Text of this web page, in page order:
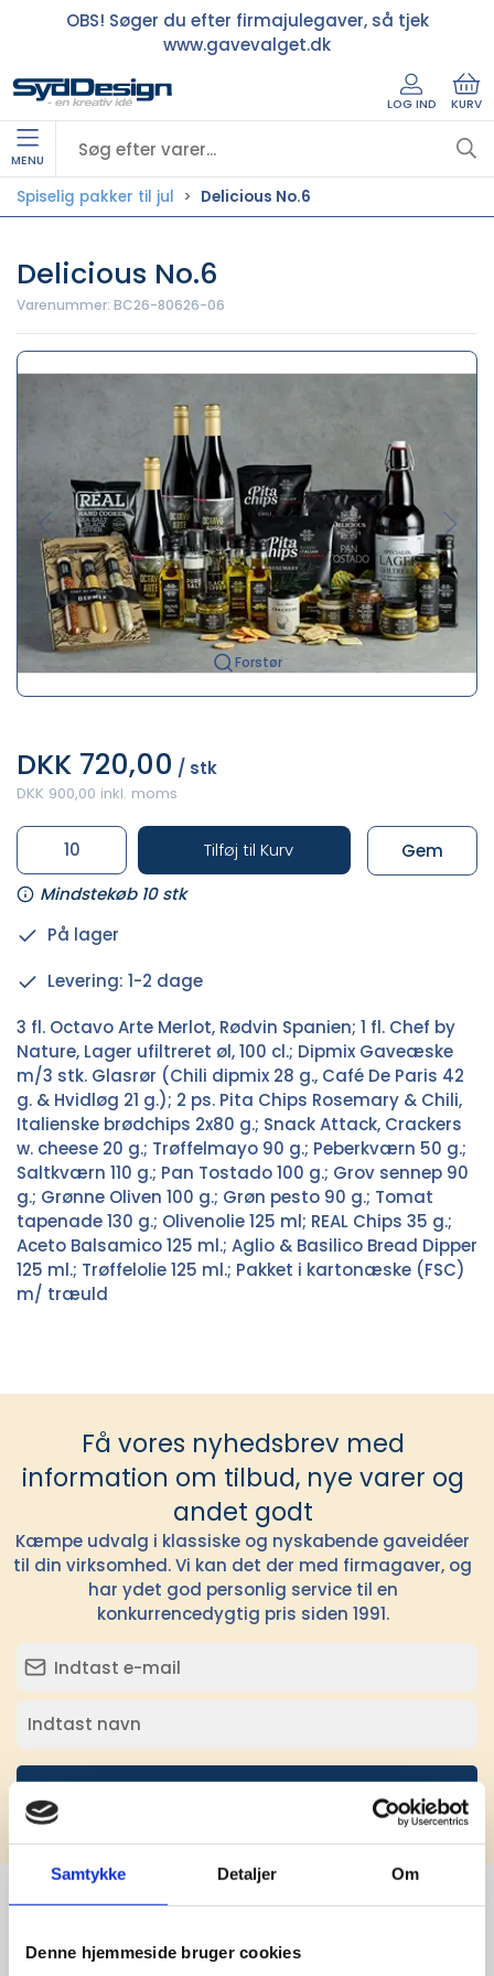
Samtykke Detaljer Om
Denne hjemmeside bruger cookies
OBS! Søger du efter firmajulegaver, så tjek
www.gavevalget.dk
LOG IND KURV
MENU
Spiselig pakker til jul Delicious No.6
Delicious No.6
Varenummer: BC26-80626-06
Forstør
DKK 720,00 / stk
DKK 900,00 inkl. moms
Tilføj til Kurv
Mindstekøb 10 stk
Gem
På lager
Levering: 1-2 dage
3 fl. Octavo Arte Merlot, Rødvin Spanien; 1 fl. Chef by
Nature, Lager ufiltreret øl, 100 cl.; Dipmix Gaveæske
m/3 stk. Glasrør (Chili dipmix 28 g., Café De Paris 42
g. & Hvidløg 21 g.); 2 ps. Pita Chips Rosemary & Chili,
Italienske brødchips 2x80 g.; Snack Attack, Crackers
w. cheese 20 g.; Trøffelmayo 90 g.; Peberkværn 50 g.;
Saltkværn 110 g.; Pan Tostado 100 g.; Grov sennep 90
g.; Grønne Oliven 100 g.; Grøn pesto 90 g.; Tomat
tapenade 130 g.; Olivenolie 125 ml; REAL Chips 35 g.;
Aceto Balsamico 125 ml.; Aglio & Basilico Bread Dipper
125 ml.; Trøffelolie 125 ml.; Pakket i kartonæske (FSC)
m/ træuld
Få vores nyhedsbrev med
information om tilbud, nye varer og
andet godt
Kæmpe udvalg i klassiske og nyskabende gaveidéer
til din virksomhed. Vi kan det der med firmagaver, og
har ydet god personlig service til en
konkurrencedygtig pris siden 1991.
Tilmeld
Stærke